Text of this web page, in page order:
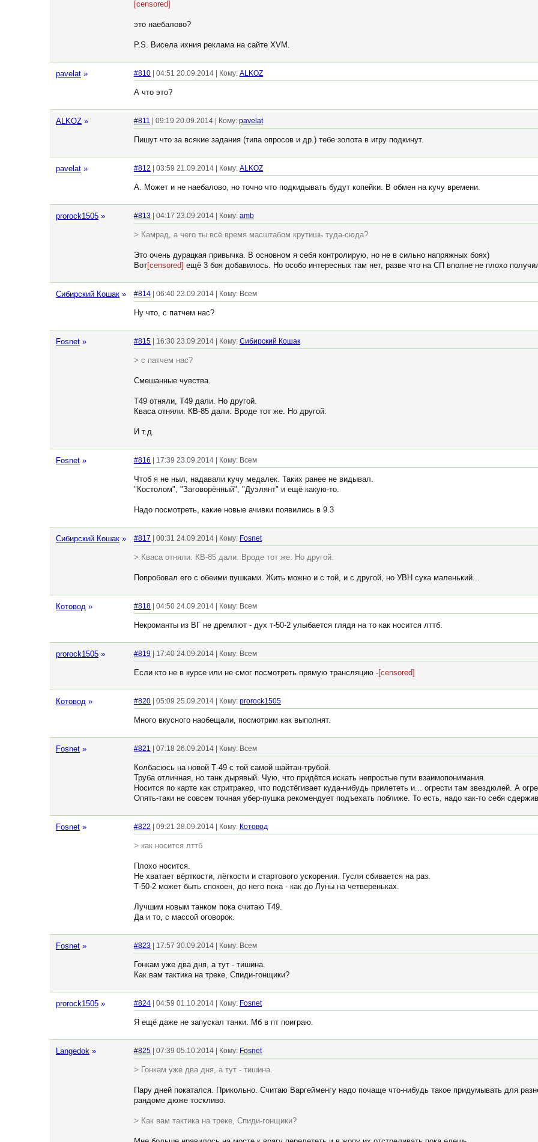
[censored]
это наебалово?
P.S. Висела ихния реклама на сайте XVM.
pavelat » #810 | 04:51 20.09.2014 | Кому: ALKOZ
А что это?
ALKOZ » #811 | 09:19 20.09.2014 | Кому: pavelat
Пишут что за всякие задания (типа опросов и др.) тебе золота в игру подкинут.
pavelat » #812 | 03:59 21.09.2014 | Кому: ALKOZ
А. Может и не наебалово, но точно что подкидывать будут копейки. В обмен на кучу времени.
prorock1505 » #813 | 04:17 23.09.2014 | Кому: amb
> Камрад, а чего ты всё время масштабом крутишь туда-сюда?
Это очень дурацкая привычка. В основном я себя контролирую, но не в сильно напряжных боях)
Вот[censored] ещё 3 боя добавилось. Но особо интересных там нет, разве что на СП вполне не плохо
Сибирский Кошак » #814 | 06:40 23.09.2014 | Кому: Всем
Ну что, с патчем нас?
Fosnet » #815 | 16:30 23.09.2014 | Кому: Сибирский Кошак
> с патчем нас?
Смешанные чувства.
Т49 отняли, Т49 дали. Но другой.
Кваса отняли. КВ-85 дали. Вроде тот же. Но другой.
И т.д.
Fosnet » #816 | 17:39 23.09.2014 | Кому: Всем
Чтоб я не ныл, надавали кучу медалек. Таких ранее не видывал.
"Костолом", "Заговорённый", "Дуэлянт" и ещё какую-то.
Надо посмотреть, какие новые ачивки появились в 9.3
Сибирский Кошак » #817 | 00:31 24.09.2014 | Кому: Fosnet
> Кваса отняли. КВ-85 дали. Вроде тот же. Но другой.
Попробовал его с обеими пушками. Жить можно и с той, и с другой, но УВН сука маленький...
Котовод » #818 | 04:50 24.09.2014 | Кому: Всем
Некроманты из ВГ не дремлют - дух т-50-2 улыбается глядя на то как носится лттб.
prorock1505 » #819 | 17:40 24.09.2014 | Кому: Всем
Если кто не в курсе или не смог посмотреть прямую трансляцию -[censored]
Котовод » #820 | 05:09 25.09.2014 | Кому: prorock1505
Много вкусного наобещали, посмотрим как выполнят.
Fosnet » #821 | 07:18 26.09.2014 | Кому: Всем
Колбасюсь на новой Т-49 с той самой шайтан-трубой.
Труба отличная, но танк дырявый. Чую, что придётся искать непростые пути взаимопонимания.
Носится по карте как стритракер, что подстёгивает куда-нибудь прилететь и... огрести там звездюлей. А
Опять-таки не совсем точная убер-пушка рекомендует подъехать поближе. То есть, надо как-то себя
Fosnet » #822 | 09:21 28.09.2014 | Кому: Котовод
> как носится лттб
Плохо носится.
Не хватает вёрткости, лёгкости и стартового ускорения. Гусля сбивается на раз.
Т-50-2 может быть спокоен, до него пока - как до Луны на четвереньках.
Лучшим новым танком пока считаю Т49.
Да и то, с массой оговорок.
Fosnet » #823 | 17:57 30.09.2014 | Кому: Всем
Гонкам уже два дня, а тут - тишина.
Как вам тактика на треке, Спиди-гонщики?
prorock1505 » #824 | 04:59 01.10.2014 | Кому: Fosnet
Я ещё даже не запускал танки. Мб в пт поиграю.
Langedok » #825 | 07:39 05.10.2014 | Кому: Fosnet
> Гонкам уже два дня, а тут - тишина.
Пару дней покатался. Прикольно. Считаю Варгейменгу надо почаще что-нибудь такое придумывать для
рандоме дюже тоскливо.
> Как вам тактика на треке, Спиди-гонщики?